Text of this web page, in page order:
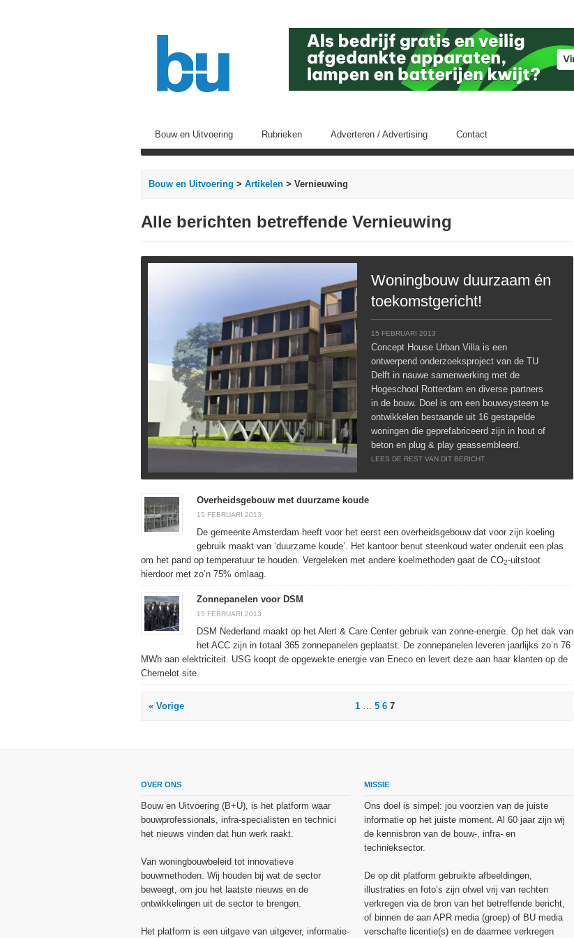
Bouw en Uitvoering Rubrieken Adverteren / Advertising Contact
Bouw en Uitvoering > Artikelen > Vernieuwing
Alle berichten betreffende Vernieuwing
Woningbouw duurzaam én
toekomstgericht!
15 FEBRUARI 2013
Concept House Urban Villa is een
ontwerpend onderzoeksproject van de TU
Delft in nauwe samenwerking met de
Hogeschool Rotterdam en diverse partners
in de bouw. Doel is om een bouwsysteem te
ontwikkelen bestaande uit 16 gestapelde
woningen die geprefabriceerd zijn in hout of
beton en plug & play geassembleerd.
LEES DE REST VAN DIT BERICHT
Overheidsgebouw met duurzame koude
15 FEBRUARI 2013
De gemeente Amsterdam heeft voor het eerst een overheidsgebouw dat voor zijn koeling
gebruik maakt van ‘duurzame koude’. Het kantoor benut steenkoud water onderuit een plas
om het pand op temperatuur te houden. Vergeleken met andere koelmethoden gaat de CO2-uitstoot
hierdoor met zo’n 75% omlaag.
Zonnepanelen voor DSM
15 FEBRUARI 2013
DSM Nederland maakt op het Alert & Care Center gebruik van zonne-energie. Op het dak van
het ACC zijn in totaal 365 zonnepanelen geplaatst. De zonnepanelen leveren jaarlijks zo’n 76
MWh aan elektriciteit. USG koopt de opgewekte energie van Eneco en levert deze aan haar klanten op de
Chemelot site.
« Vorige 1 5 6 7
OVER ONS
Bouw en Uitvoering (B+U), is het platform waar
bouwprofessionals, infra-specialisten en technici
het nieuws vinden dat hun werk raakt.
Van woningbouwbeleid tot innovatieve
bouwmethoden. Wij houden bij wat de sector
beweegt, om jou het laatste nieuws en de
ontwikkelingen uit de sector te brengen.
Het platform is een uitgave van uitgever, informatie-
MISSIE
Ons doel is simpel: jou voorzien van de juiste
informatie op het juiste moment. Al 60 jaar zijn wij
de kennisbron van de bouw-, infra- en
technieksector.
De op dit platform gebruikte afbeeldingen,
illustraties en foto’s zijn ofwel vrij van rechten
verkregen via de bron van het betreffende bericht,
of binnen de aan APR media (groep) of BU media
verschafte licentie(s) en de daarmee verkregen